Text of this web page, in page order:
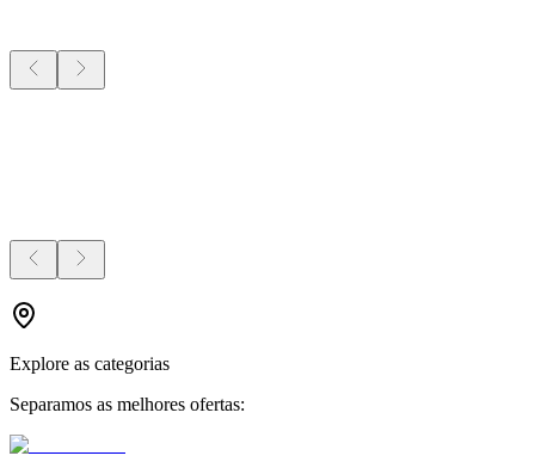
Explore as categorias
Separamos as melhores ofertas: